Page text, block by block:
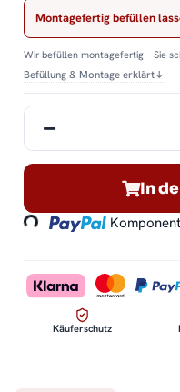
Montagefertig befüllen
Wir befüllen montagefertig – Sie
Befüllung & Montage erklärt↓
In
Loading...
Käuferschutz